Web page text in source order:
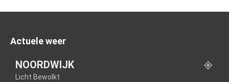
Actuele weer
NOORDWIJK
Licht Bewolkt